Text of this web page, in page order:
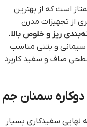
است که از بهترین
از تجهیزات مدرن
ریز و خلوص بالا،
سیمانی و بتنی مناسب
صاف و سفید کاربرد
سمنان جم
نهایی سفیدکاری بسیار